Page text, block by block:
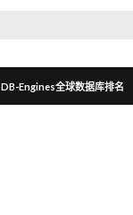
DB-Engines全球数据库排名